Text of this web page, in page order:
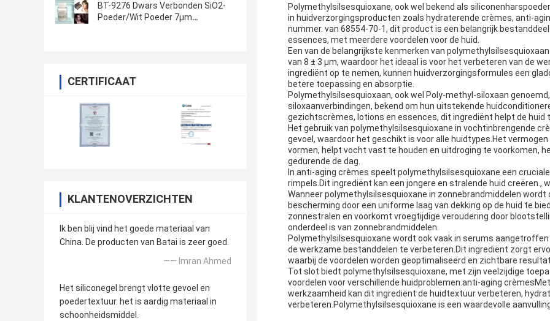
BT-9276 Dwars Verbonden SiO2-
Poeder/Wit Poeder 7μm
CERTIFICAAT
KLANTENOVERZICHTEN
Ik ben blij vind het goede materiaal van
China. De producten van Batai is zeer goed.
—— Imran Ahmed
Het siliconegel brengt vlotte gevoel en
poedertextuur. het is aardig materiaal in
schoonheidsmiddel.
Polymethylsilsesquioxane, ook wel bekend als
in huidverzorgingsproducten zoals hydraterende crèmes, anti-
nummer. van 68554-70-1, dit product is een belangrijk
essences, met meerdere voordelen voor de huid.
Een van de belangrijkste kenmerken van
van 8 ± 3 μm, waardoor het ideaal is voor het verbeteren van de
ingrediënt op te nemen, kunnen huidverzorgingsformules een
betere toepassing en absorptie.
Polymethylsilsesquioxaan, ook wel Poly-methyl-siloxaan
siloxaanverbindingen, bekend om hun uitstekende
gezichtscrèmes, lotions en essences, dit ingrediënt helpt de
Het gebruik van polymethylsilsesquioxane in vochtinbrengende
gevoel, waardoor het geschikt is voor alle huidtypes.Het
vormen, helpt vocht vast te houden en uitdroging te voorkomen,
gedurende de dag.
In anti-aging crèmes speelt polymethylsilsesquioxane een
rimpels.Dit ingrediënt kan een jongere en stralende huid creëren.,
Wanneer polymethylsilsesquioxane in zonnebrandmiddelen
bescherming door een uniforme laag van dekking op de huid te
zonnestralen en voorkomt vroegtijdige veroudering door
onderdeel is van zonnebrandmiddelen.
Polymethylsilsesquioxane wordt ook vaak in serums
de werkzame bestanddelen te verbeteren.Dit ingrediënt zorgt
waarbij de voordelen worden geoptimaliseerd en zichtbare
Tot slot biedt polymethylsilsesquioxane, met zijn veelzijdige
voordelen voor verschillende huidproblemen.anti-aging
werkzaamheid kan dit ingrediënt de huidtextuur verbeteren,
verbeteren.Polymethylsilsesquioxane is een waardevolle